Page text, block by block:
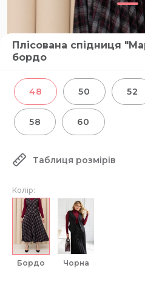
Плісована спідниця
бордо
48 50 52
58 60
Таблиця розмірів
Колір:
бордо чорна